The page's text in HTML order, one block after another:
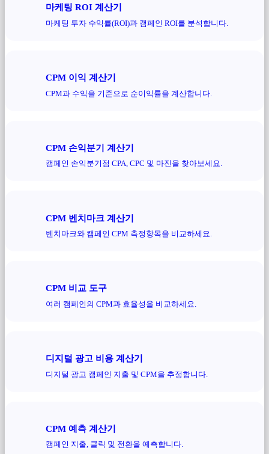
마케팅 ROI 계산기
마케팅 투자 수익률(ROI)과 캠페인 ROI를 분석합니다.
CPM 이익 계산기
CPM과 수익을 기준으로 순이익률을 계산합니다.
CPM 손익분기 계산기
캠페인 손익분기점 CPA, CPC 및 마진을 찾아보세요.
CPM 벤치마크 계산기
벤치마크와 캠페인 CPM 측정항목을 비교하세요.
CPM 비교 도구
여러 캠페인의 CPM과 효율성을 비교하세요.
디지털 광고 비용 계산기
디지털 광고 캠페인 지출 및 CPM을 추정합니다.
CPM 예측 계산기
캠페인 지출, 클릭 및 전환을 예측합니다.